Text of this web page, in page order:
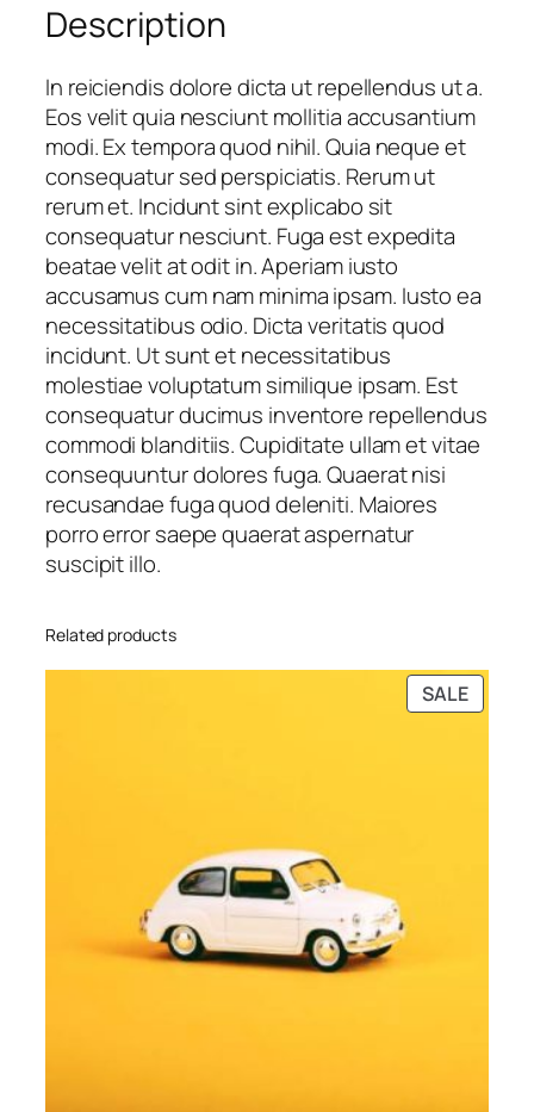
.
q
u
a
n
t
i
t
y
Description
In reiciendis dolore dicta ut repellendus ut a.
Eos velit quia nesciunt mollitia accusantium
modi. Ex tempora quod nihil. Quia neque et
consequatur sed perspiciatis. Rerum ut
rerum et. Incidunt sint explicabo sit
consequatur nesciunt. Fuga est expedita
beatae velit at odit in. Aperiam iusto
accusamus cum nam minima ipsam. Iusto ea
necessitatibus odio. Dicta veritatis quod
incidunt. Ut sunt et necessitatibus
molestiae voluptatum similique ipsam. Est
consequatur ducimus inventore repellendus
commodi blanditiis. Cupiditate ullam et vitae
consequuntur dolores fuga. Quaerat nisi
recusandae fuga quod deleniti. Maiores
porro error saepe quaerat aspernatur
suscipit illo.
Related products
SALE
ON